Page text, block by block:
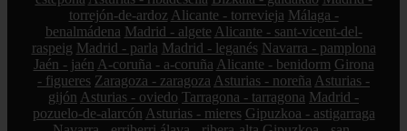
torrejón-de-ardoz Alicante - torrevieja Málaga -
benalmádena Madrid - algete Alicante - sant-vicent-del-
raspeig Madrid - parla Madrid - leganés Navarra - pamplona
Jaén - jaén A-coruña - a-coruña Alicante - benidorm Girona
- figueres Zaragoza - zaragoza Asturias - noreña Asturias -
gijón Asturias - oviedo Tarragona - tarragona Madrid -
pozuelo-de-alarcón Asturias - mieres Gipuzkoa - astigarraga